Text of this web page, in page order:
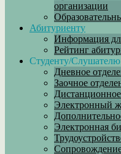
организации
Абитуриенту
Информация
Рейтинг
Студенту/Слушателю
Дневное
Заочное
Электронный
Электронная
Сопровождение